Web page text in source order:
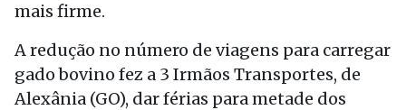
mais firme.
A redução no número de viagens para carregar
gado bovino fez a 3 Irmãos Transportes, de
Alexânia (GO), dar férias para metade dos